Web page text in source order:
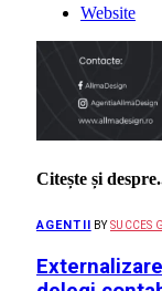
Website
Citește și
AGENTII BY SUCCES